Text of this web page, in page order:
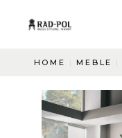
HOME MEBLE